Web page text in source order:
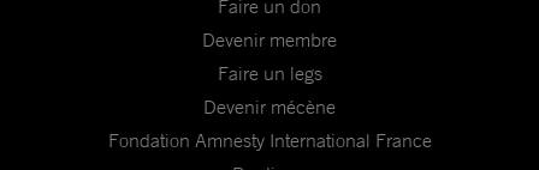
Faire un don
Devenir membre
Faire un legs
Devenir mécène
Fondation Amnesty International France